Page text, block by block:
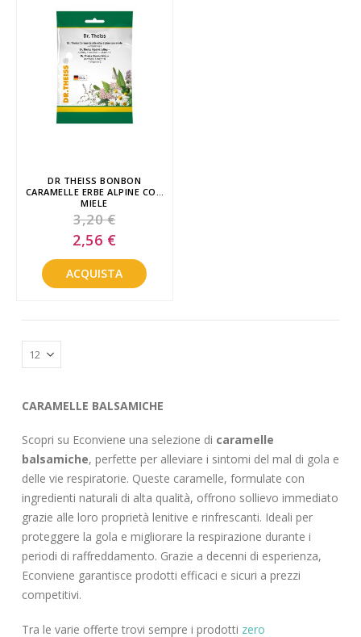
DR THEISS BONBON
CARAMELLE ERBE ALPINE CON
MIELE
3,20 €
Special
Price
2,56 €
ACQUISTA
CARAMELLE BALSAMICHE
Scopri su Econviene una selezione di caramelle
balsamiche, perfette per alleviare i sintomi del mal di gola e
delle vie respiratorie. Queste caramelle, formulate con
ingredienti naturali di alta qualità, offrono sollievo immediato
grazie alle loro proprietà lenitive e rinfrescanti. Ideali per
proteggere la gola e migliorare la respirazione durante i
periodi di raffreddamento. Grazie a decenni di esperienza,
Econviene garantisce prodotti efficaci e sicuri a prezzi
competitivi.
Tra le varie offerte trovi sempre i prodotti zero